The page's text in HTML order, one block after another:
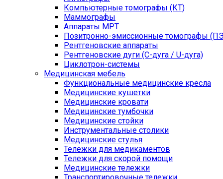
Компьютерные томографы (КТ)
Маммографы
Аппараты МРТ
Позитронно-эмиссионные томографы
Рентгеновские аппараты
Рентгеновские дуги (С-дуга / U-дуга)
Циклотрон-системы
Медицинская мебель
Функциональные медицинские кресла
Медицинские кушетки
Медицинские кровати
Медицинские тумбочки
Медицинские стойки
Инструментальные столики
Медицинские стулья
Тележки для медикаментов
Тележки для скорой помощи
Медицинские тележки